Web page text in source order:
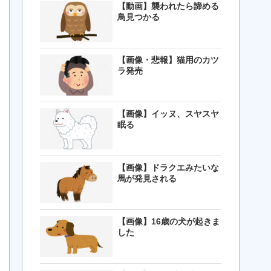
【動画】襲われたら諦める
鳥見つかる
【画像・悲報】猫用のカツ
ラ発売
【画像】イッヌ、スヤスヤ
眠る
【画像】ドラクエみたいな
馬が発見される
【画像】16歳の犬が起きま
した